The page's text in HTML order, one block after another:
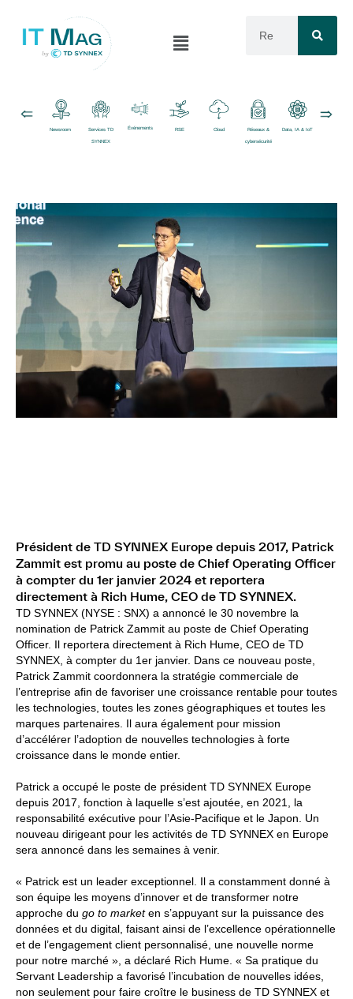
Newsroom Services TD
SYNNEX
Événements RSE Cloud Réseaux &
cybersécurité
Data, IA & IoT
Président de TD SYNNEX Europe depuis 2017, Patrick
Zammit est promu au poste de Chief Operating Officer
à compter du 1er janvier 2024 et reportera
directement à Rich Hume, CEO de TD SYNNEX.
TD SYNNEX (NYSE : SNX) a annoncé le 30 novembre la
nomination de Patrick Zammit au poste de Chief Operating
Officer. Il reportera directement à Rich Hume, CEO de TD
SYNNEX, à compter du 1er janvier. Dans ce nouveau poste,
Patrick Zammit coordonnera la stratégie commerciale de
l’entreprise afin de favoriser une croissance rentable pour toutes
les technologies, toutes les zones géographiques et toutes les
marques partenaires. Il aura également pour mission
d’accélérer l’adoption de nouvelles technologies à forte
croissance dans le monde entier.
Patrick a occupé le poste de président TD SYNNEX Europe
depuis 2017, fonction à laquelle s’est ajoutée, en 2021, la
responsabilité exécutive pour l’Asie-Pacifique et le Japon. Un
nouveau dirigeant pour les activités de TD SYNNEX en Europe
sera annoncé dans les semaines à venir.
« Patrick est un leader exceptionnel. Il a constamment donné à
son équipe les moyens d’innover et de transformer notre
approche du go to marketen s’appuyant sur la puissance des
données et du digital, faisant ainsi de l’excellence opérationnelle
et de l’engagement client personnalisé, une nouvelle norme
pour notre marché », a déclaré Rich Hume. « Sa pratique du
Servant Leadership a favorisé l’incubation de nouvelles idées,
non seulement pour faire croître le business de TD SYNNEX et